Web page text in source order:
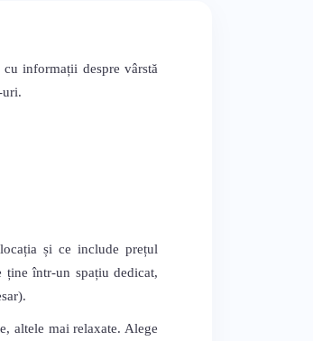
informații despre vârstă
uri.
și ce include prețul
ține într-un spațiu dedicat,
altele mai relaxate. Alege